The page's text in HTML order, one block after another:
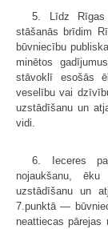
5. Līdz Rīgas
stāšanās brīdim
būvniecību
minētos
stāvoklī esošās
veselību vai
uzstādīšanu un
vidi.
6. Ieceres
nojaukšanu,
uzstādīšanu un
7.punktā —
neattiecas pārejas